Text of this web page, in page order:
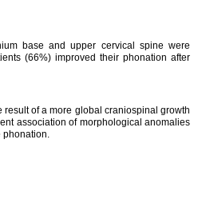
base and upper cervical spine were
(66%) improved their phonation after
of a more global craniospinal growth
association of morphological anomalies
phonation.